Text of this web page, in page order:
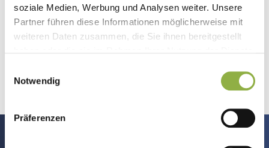
soziale Medien, Werbung und Analysen weiter. Unsere
Partner führen diese Informationen möglicherweise mit
weiteren Daten zusammen, die Sie ihnen bereitgestellt
Notwendig
Präferenzen
Deutschland einen besonderen Vorteil: Gewinne
bleiben bis zur Freigrenze von 1.000€ oder beim
Verkauf nach der Spekulationsfrist von einem Jahr